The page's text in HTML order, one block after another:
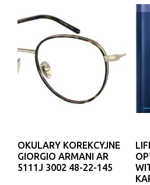
OKULARY KOREKCYJNE
GIORGIO ARMANI AR
5111J 3002 48-22-145